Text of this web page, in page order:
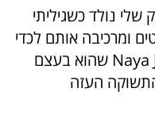
עורות מזה 5 שנים "העסק שלי נולד כשגיליתי
ומרכיבה אותם לכדי
עיצוב אישי משלי" היא מספרת "קראתי לעסק Naya Jewelry Desire שהוא בעצם
העזה